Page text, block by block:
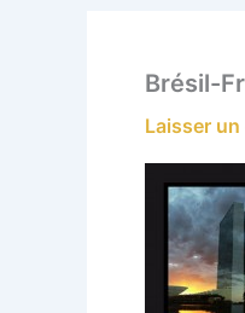
Brésil-
Laisser